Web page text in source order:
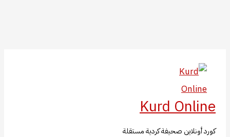
المحتوى
Kurd Online
كورد أونلاين صحيفة كردية مستقلة